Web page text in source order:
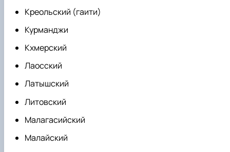
Креольский (гаити)
Курманджи
Кхмерский
Лаосский
Латышский
Литовский
Малагасийский
Малайский